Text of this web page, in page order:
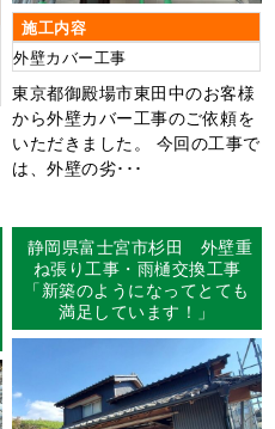
施工内容
外壁カバー工事
東京都御殿場市東田中のお客様
から外壁カバー工事のご依頼を
いただきました。 今回の工事で
は、外壁の劣･･･
静岡県富士宮市杉田 外壁重
ね張り工事・雨樋交換工事
「新築のようになってとても
満足しています！」